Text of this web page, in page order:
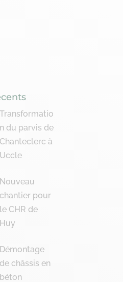
Transformatio
n du parvis de
Chanteclerc à
Uccle
Nouveau
chantier pour
le CHR de
Huy
Démontage
de châssis en
béton